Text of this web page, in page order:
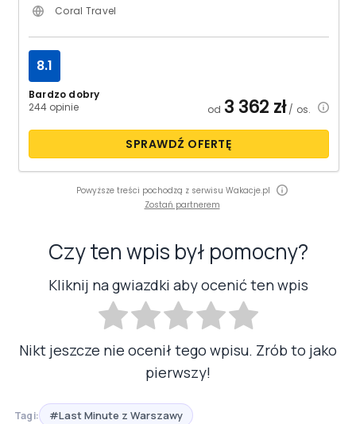
Coral Travel
Bardzo dobry
244 opinie
8.1
od 3 362 zł/ os.
SPRAWDŹ OFERTĘ
Powyższe treści pochodzą z serwisu Wakacje.pl
Zostań partnerem
Czy ten wpis był pomocny?
Kliknij na gwiazdki aby ocenić ten wpis
Nikt jeszcze nie ocenił tego wpisu. Zrób to jako
pierwszy!
Tagi:
#Last Minute z Warszawy